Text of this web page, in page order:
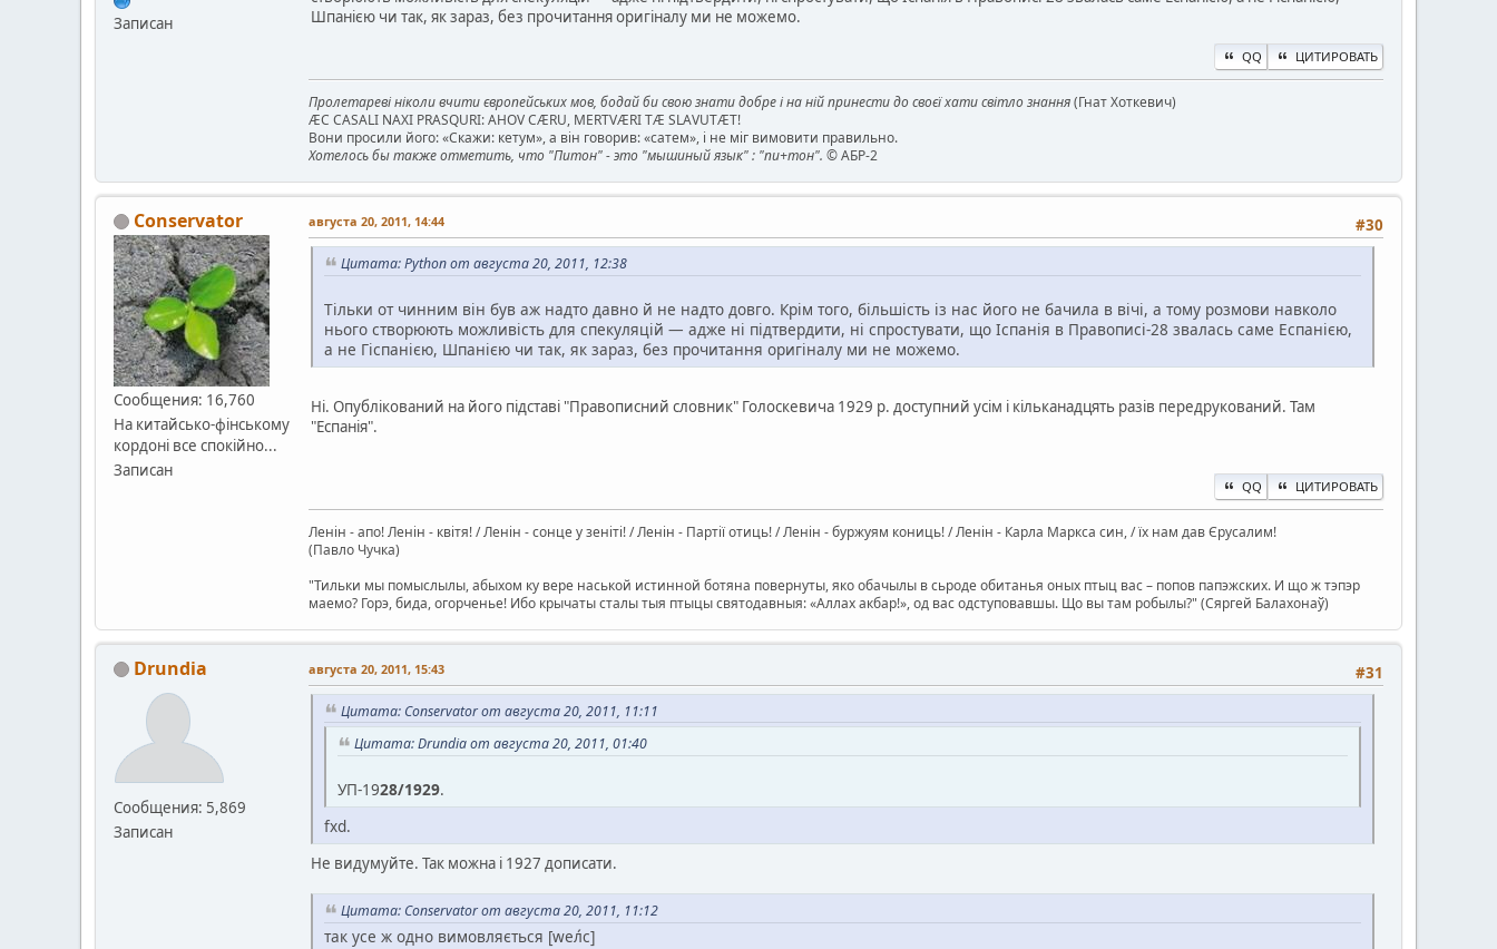
Записан
Шпанією чи так, як зараз, без прочитання оригіналу ми не можемо.
QQ ЦИТИРОВАТЬ
Пролетареві ніколи вчити європейських мов, бодай би свою знати добре і на ній принести до своєї хати світло знання(Гнат Хоткевич)
ÆC CASALI NAXI PRASQURI: AHOV CÆRU, MERTVÆRI TÆ SLAVUTÆT!
Вони просили його: «Скажи: кетум», а він говорив: «сатем», і не міг вимовити правильно.
Хотелось бы также отметить, что "Питон" - это "мышиный язык" : "пи+тон". © АБР-2
Conservator
Сообщения: 16,760
На китайсько-фінському
кордоні все спокійно...
Записан
#30
августа 20, 2011, 14:44
Цитата: Python от августа 20, 2011, 12:38
Тільки от чинним він був аж надто давно й не надто довго. Крім того, більшість із нас його не бачила в вічі, а тому розмови навколо
нього створюють можливість для спекуляцій — адже ні підтвердити, ні спростувати, що Іспанія в Правописі-28 звалась саме Еспанією,
а не Гіспанією, Шпанією чи так, як зараз, без прочитання оригіналу ми не можемо.
Ні. Опублікований на його підставі "Правописний словник" Голоскевича 1929 р. доступний усім і кільканадцять разів передрукований. Там
"Еспанія".
QQ ЦИТИРОВАТЬ
Ленін - апо! Ленін - квітя! / Ленін - сонце у зеніті! / Ленін - Партії отиць! / Ленін - буржуям кониць! / Ленін - Карла Маркса син, / їх нам дав Єрусалим!
(Павло Чучка)
"Тильки мы помыслылы, абыхом ку вере наськой истинной ботяна повернуты, яко обачылы в сьроде обитанья оных птыц вас – попов папэжских. И що ж тэпэр
маемо? Горэ, бида, огорченье! Ибо крычаты сталы тыя птыцы святодавныя: «Аллах акбар!», од вас одступовавшы. Що вы там робылы?" (Сяргей Балахонаў)
Drundia
Сообщения: 5,869
Записан
#31
августа 20, 2011, 15:43
Цитата: Conservator от августа 20, 2011, 11:11
Цитата: Drundia от августа 20, 2011, 01:40
УП-1928/1929.
fxd.
Не видумуйте. Так можна і 1927 дописати.
Цитата: Conservator от августа 20, 2011, 11:12
так усе ж одно вимовляється [wел́с]